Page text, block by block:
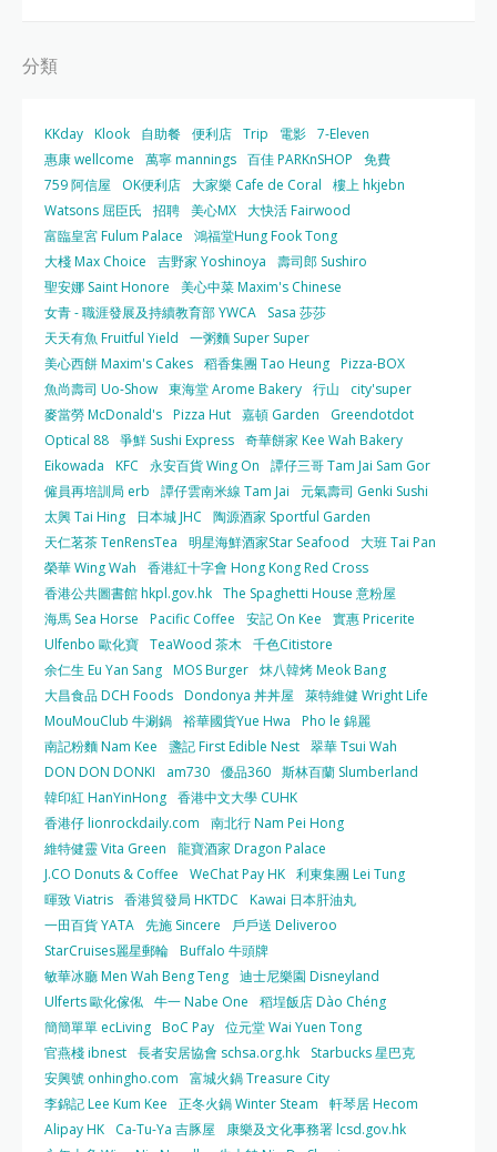
分類
KKday Klook 自助餐 便利店 Trip 電影 7-Eleven
惠康 wellcome
萬寧 mannings 百佳 PARKnSHOP
免費
759 阿信屋
OK便利店 大家樂 Cafe de Coral
樓上 hkjebn
Watsons 屈臣氏
招聘 美心MX 大快活 Fairwood
富臨皇宮 Fulum Palace
鴻福堂Hung Fook Tong
大棧 Max Choice
吉野家 Yoshinoya
壽司郎 Sushiro
聖安娜 Saint Honore
美心中菜 Maxim's Chinese
女青 - 職涯發展及持續教育部 YWCA
Sasa 莎莎
天天有魚 Fruitful Yield
一粥麵 Super Super
美心西餅 Maxim's Cakes 稻香集團 Tao Heung Pizza-BOX
魚尚壽司 Uo-Show 東海堂 Arome Bakery 行山
city'super
麥當勞 McDonald's Pizza Hut 嘉頓 Garden
Greendotdot
Optical 88 爭鮮 Sushi Express 奇華餅家 Kee Wah Bakery
Eikowada
KFC 永安百貨 Wing On
譚仔三哥 Tam Jai Sam Gor
僱員再培訓局 erb
譚仔雲南米線 Tam Jai
元氣壽司 Genki Sushi
太興 Tai Hing
日本城 JHC
陶源酒家 Sportful Garden
天仁茗茶 TenRensTea
明星海鮮酒家Star Seafood
大班 Tai Pan
榮華 Wing Wah
香港紅十字會 Hong Kong Red Cross
香港公共圖書館 hkpl.gov.hk The Spaghetti House 意粉屋
海馬 Sea Horse
Pacific Coffee 安記 On Kee
實惠 Pricerite
Ulfenbo 歐化寶 TeaWood 茶木 千色Citistore
余仁生 Eu Yan Sang MOS Burger 炑八韓烤 Meok Bang
大昌食品 DCH Foods Dondonya 丼丼屋
萊特維健 Wright Life
MouMouClub 牛涮鍋 裕華國貨Yue Hwa
Pho le 錦麗
南記粉麵 Nam Kee
盞記 First Edible Nest 翠華 Tsui Wah
DON DON DONKI
am730 優品360 斯林百蘭 Slumberland
韓印紅 HanYinHong 香港中文大學 CUHK
香港仔 lionrockdaily.com
南北行 Nam Pei Hong
維特健靈 Vita Green
龍寶酒家 Dragon Palace
J.CO Donuts & Coffee
WeChat Pay HK 利東集團 Lei Tung
暉致 Viatris 香港貿發局 HKTDC
Kawai 日本肝油丸
一田百貨 YATA 先施 Sincere
戶戶送 Deliveroo
StarCruises麗星郵輪 Buffalo 牛頭牌
敏華冰廳 Men Wah Beng Teng 迪士尼樂園 Disneyland
Ulferts 歐化傢俬 牛一 Nabe One
稻埕飯店 Dào Chéng
簡簡單單 ecLiving BoC Pay 位元堂 Wai Yuen Tong
官燕棧 ibnest 長者安居協會 schsa.org.hk
Starbucks 星巴克
安興號 onhingho.com
富城火鍋 Treasure City
李錦記 Lee Kum Kee
正冬火鍋 Winter Steam
軒琴居 Hecom
Alipay HK
Ca-Tu-Ya 吉豚屋
康樂及文化事務署 lcsd.gov.hk